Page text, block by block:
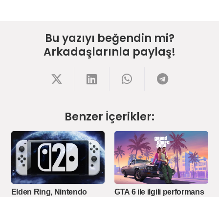
Bu yazıyı beğendin mi?
Arkadaşlarınla paylaş!
Benzer İçerikler:
Elden Ring, Nintendo
GTA 6 ile ilgili performans